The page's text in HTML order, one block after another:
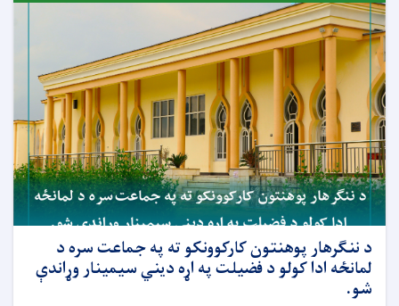
د ننګرهار پوهنتون کارکوونکو ته په جماعت سره د
لمانځه ادا کولو د فضیلت په اړه دیني سیمینار وړاندې
شو.